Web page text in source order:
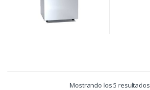
Mostrando los 5 resultados